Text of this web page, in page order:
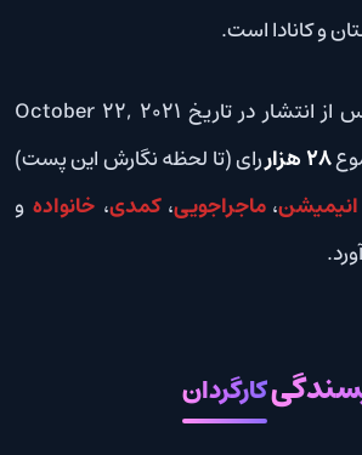
و کانادا است.
این فیلم توانست پس از انتشار در تاریخ October 22, 2021
28 هزار
رای (تا لحظه نگارش این پست)
انیمیشن،ماجراجویی،کمدی، خانواده و
کارگردان